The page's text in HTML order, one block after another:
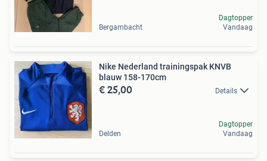
Bergambacht
Dagtopper
Vandaag
Nike Nederland trainingspak KNVB
blauw 158-170cm
€ 25,00 Details
Delden
Dagtopper
Vandaag